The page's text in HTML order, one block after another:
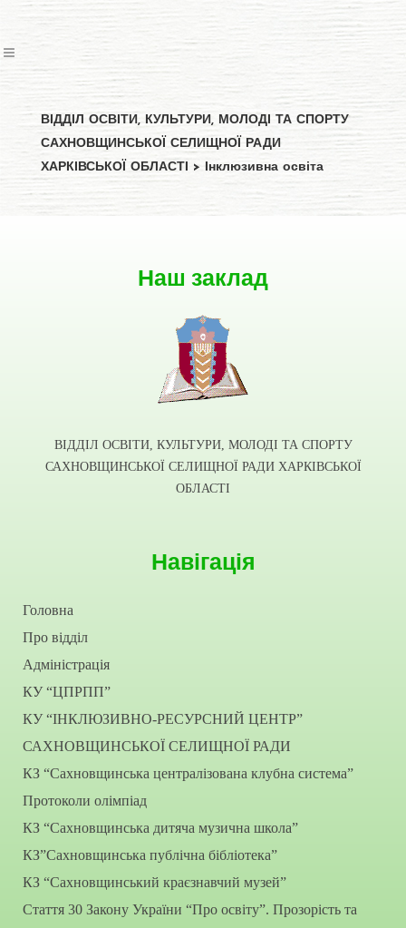
ВІДДІЛ ОСВІТИ, КУЛЬТУРИ, МОЛОДІ ТА СПОРТУ
САХНОВЩИНСЬКОЇ СЕЛИЩНОЇ РАДИ
ХАРКІВСЬКОЇ ОБЛАСТІ > Інклюзивна освіта
Наш заклад
ВІДДІЛ ОСВІТИ, КУЛЬТУРИ, МОЛОДІ ТА СПОРТУ
САХНОВЩИНСЬКОЇ СЕЛИЩНОЇ РАДИ ХАРКІВСЬКОЇ
ОБЛАСТІ
Навігація
Головна
Про відділ
Адміністрація
КУ “ЦПРПП”
КУ “ІНКЛЮЗИВНО-РЕСУРСНИЙ ЦЕНТР”
САХНОВЩИНСЬКОЇ СЕЛИЩНОЇ РАДИ
КЗ “Сахновщинська централізована клубна система”
Протоколи олімпіад
КЗ “Сахновщинська дитяча музична школа”
КЗ”Сахновщинська публічна бібліотека”
КЗ “Сахновщинський краєзнавчий музей”
Стаття 30 Закону України “Про освіту”. Прозорість та